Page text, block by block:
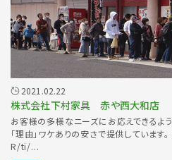
2021.02.22
株式会社下村家具 赤や西大和店
お客様の多様なニーズにお応えできるよ
「理由」ワケありの安さで提供してい
R/ti/...